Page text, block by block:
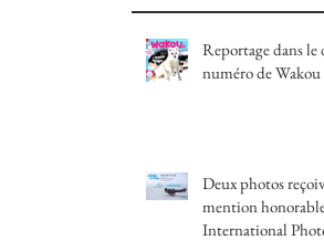
Reportage dans le
numéro de Wakou
Deux photos
mention
International